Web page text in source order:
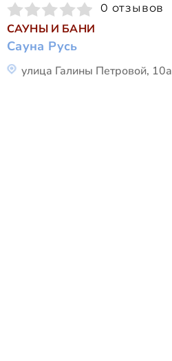
0 отзывов
САУНЫ И БАНИ
Сауна Русь
улица Галины Петровой, 10а